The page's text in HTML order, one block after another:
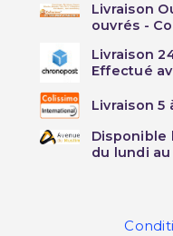
Livraison
ouvrés -
Livraison
Effectué
Livraison 5
Disponible
du lundi au